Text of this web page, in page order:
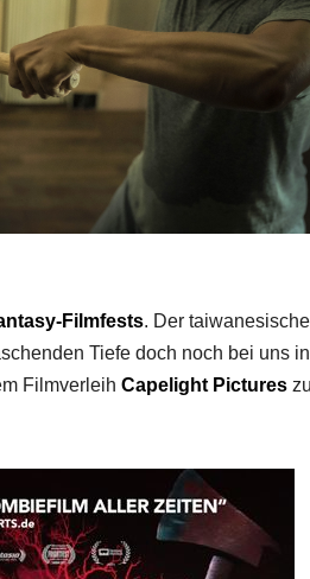
Filmfests. Der
Tiefe doch noch bei uns
FilmverleihCapelight Pictures